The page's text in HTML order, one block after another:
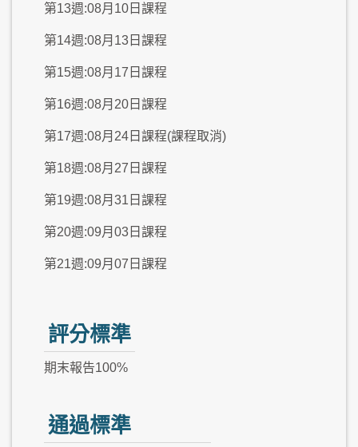
第13週:08月10日課程
第14週:08月13日課程
第15週:08月17日課程
第16週:08月20日課程
第17週:08月24日課程(課程取消)
第18週:08月27日課程
第19週:08月31日課程
第20週:09月03日課程
第21週:09月07日課程
評分標準
期末報告100%
通過標準